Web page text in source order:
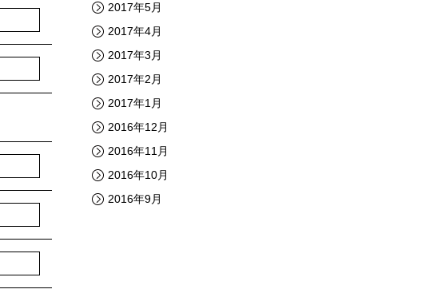
2017年5月
2017年4月
2017年3月
2017年2月
2017年1月
2016年12月
2016年11月
2016年10月
2016年9月